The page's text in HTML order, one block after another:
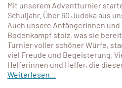
Mit unserem Adventturnier
Schuljahr. Über 60 Judoka aus
Auch unsere Anfängerinnen
Bodenkampf stolz, was sie
Turnier voller schöner Würfe,
viel Freude und Begeisterung.
Helferinnen und Helfer, die
Weiterlesen...